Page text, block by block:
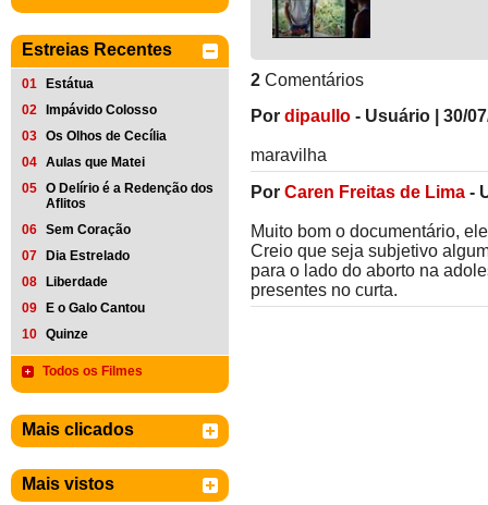
Estreias Recentes
01
Estátua
02
Impávido Colosso
03 Os Olhos de Cecília
04 Aulas que Matei
05 O Delírio é a Redenção dos
Aflitos
06 Sem Coração
07
Dia Estrelado
08
Liberdade
09
E o Galo Cantou
10 Quinze
Todos os Filmes
Mais clicados
Mais vistos
2 Comentários
Por dipaullo - Usuário 30/
maravilha
Por Caren Freitas de Lima -
Muito bom o documentário,
Creio que seja subjetivo
para o lado do aborto na
presentes no curta.